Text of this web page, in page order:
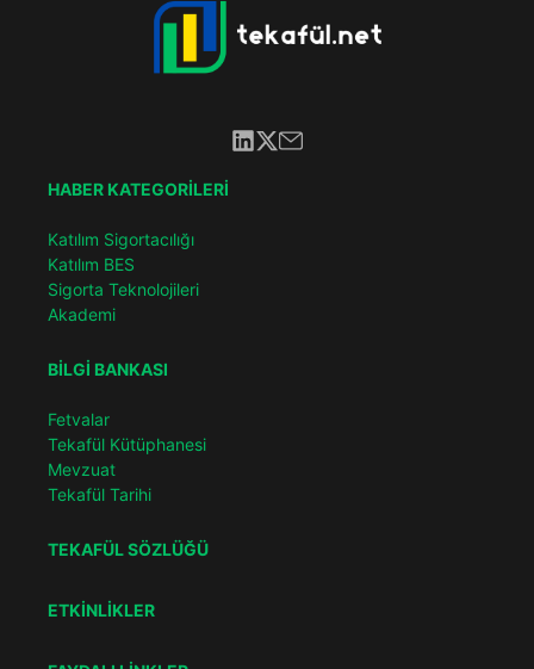
HABER KATEGORİLERİ
Katılım Sigortacılığı
Katılım BES
Sigorta Teknolojileri
Akademi
BİLGİ BANKASI
Fetvalar
Tekafül Kütüphanesi
Mevzuat
Tekafül Tarihi
TEKAFÜL SÖZLÜĞÜ
ETKİNLİKLER